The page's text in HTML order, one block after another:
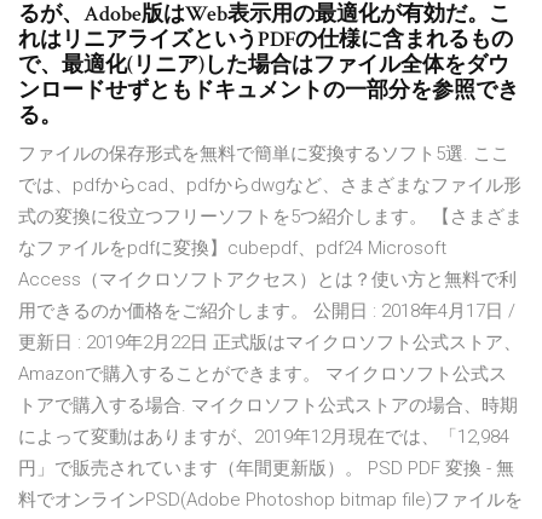
るが、Adobe版はWeb表示用の最適化が有効だ。こ
れはリニアライズというPDFの仕様に含まれるもの
で、最適化(リニア)した場合はファイル全体をダウ
ンロードせずともドキュメントの一部分を参照でき
る。
ファイルの保存形式を無料で簡単に変換するソフト5選. ここ
では、pdfからcad、pdfからdwgなど、さまざまなファイル形
式の変換に役立つフリーソフトを5つ紹介します。 【さまざま
なファイルをpdfに変換】cubepdf、pdf24 Microsoft
Access（マイクロソフトアクセス）とは？使い方と無料で利
用できるのか価格をご紹介します。 公開日 : 2018年4月17日 /
更新日 : 2019年2月22日 正式版はマイクロソフト公式ストア、
Amazonで購入することができます。 マイクロソフト公式ス
トアで購入する場合. マイクロソフト公式ストアの場合、時期
によって変動はありますが、2019年12月現在では、「12,984
円」で販売されています（年間更新版）。 PSD PDF 変換 - 無
料でオンラインPSD(Adobe Photoshop bitmap file)ファイルを